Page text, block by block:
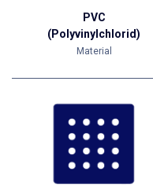
PVC
(Polyvinylchlorid)
Material